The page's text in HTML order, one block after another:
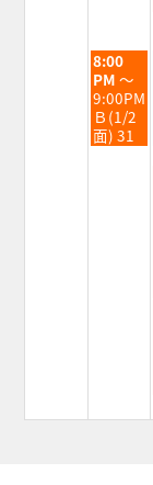
火
曜
日,
9
月
1st
8:00
PM ～
9:00PM
Ｂ(1/2
面) 31